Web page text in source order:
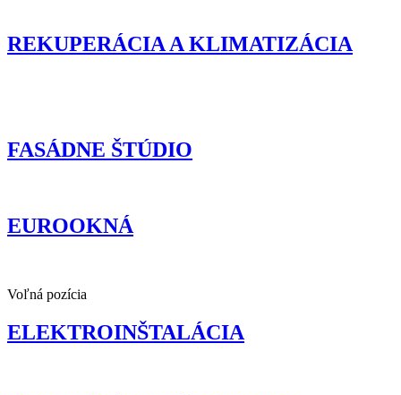
REKUPERÁCIA A KLIMATIZÁCIA
FASÁDNE ŠTÚDIO
EUROOKNÁ
Voľná pozícia
ELEKTROINŠTALÁCIA